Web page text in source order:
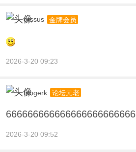
orssus 金牌会员
2026-3-20 09:23
fringerk 论坛元老
666666666666666666666666
2026-3-20 09:52